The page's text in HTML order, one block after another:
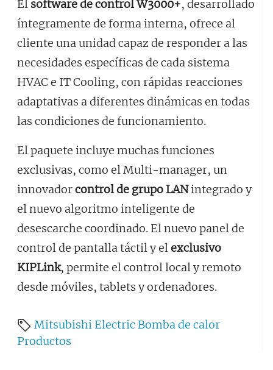
El software de control W3000+, desarrollado
íntegramente de forma interna, ofrece al
cliente una unidad capaz de responder a las
necesidades específicas de cada sistema
HVAC e IT Cooling, con rápidas reacciones
adaptativas a diferentes dinámicas en todas
las condiciones de funcionamiento.
El paquete incluye muchas funciones
exclusivas, como el Multi-manager, un
innovadorcontrol de grupo LANintegrado y
el nuevo algoritmo inteligente de
desescarche coordinado. El nuevo panel de
control de pantalla táctil y elexclusivo
KIPLink, permite el control local y remoto
desde móviles, tablets y ordenadores.
Mitsubishi Electric Bomba de calor
Productos